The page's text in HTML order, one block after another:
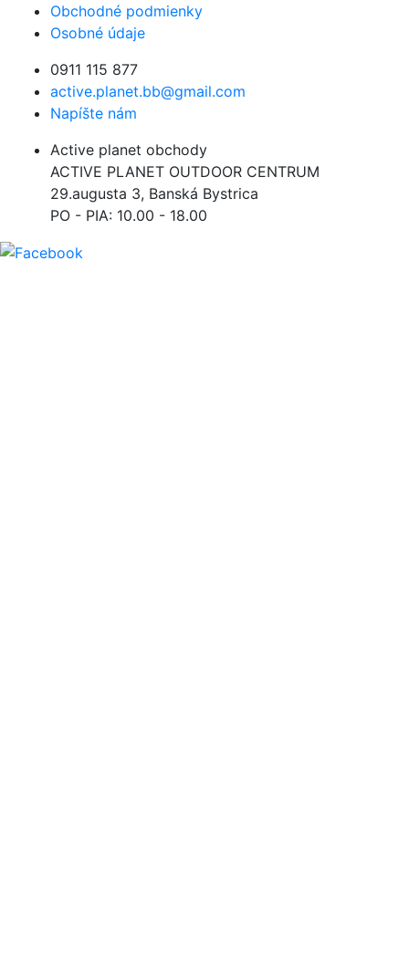
Obchodné podmienky
Osobné údaje
0911 115 877
active.planet.bb@gmail.com
Napíšte nám
Active planet obchody
ACTIVE PLANET OUTDOOR CENTRUM
29.augusta 3, Banská Bystrica
PO - PIA: 10.00 - 18.00